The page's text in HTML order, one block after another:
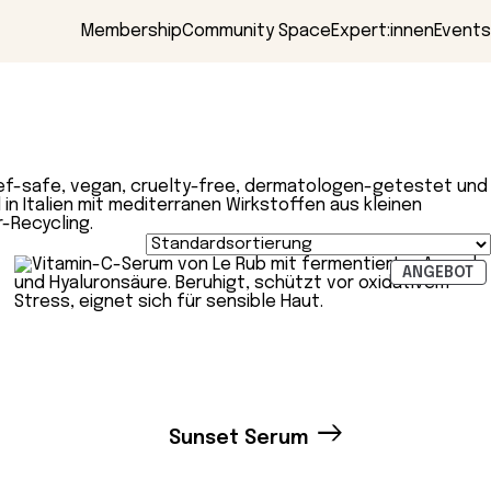
MembershipCommunity SpaceExpert:innenEvents
safe, vegan, cruelty-free, dermatologen-getestet und
Italien mit mediterranen Wirkstoffen aus kleinen
Recycling.
ANGEBOT
IM
Sunset Serum